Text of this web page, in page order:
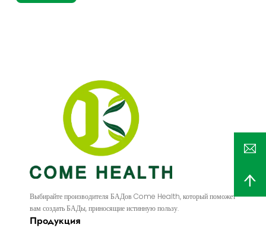
Выбирайте производителя БАДов Come Health, который поможет
вам создать БАДы, приносящие истинную пользу.
Продукция